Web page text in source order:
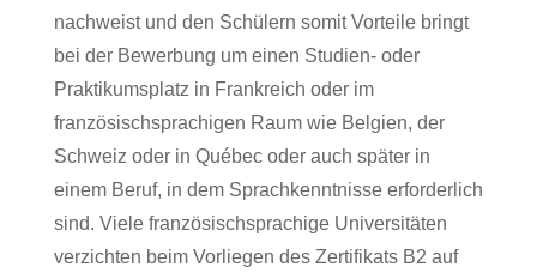
nachweist und den Schülern somit Vorteile bringt
bei der Bewerbung um einen Studien- oder
Praktikumsplatz in Frankreich oder im
französischsprachigen Raum wie Belgien, der
Schweiz oder in Québec oder auch später in
einem Beruf, in dem Sprachkenntnisse erforderlich
sind. Viele französischsprachige Universitäten
verzichten beim Vorliegen des Zertifikats B2 auf